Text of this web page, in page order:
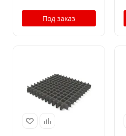
Под заказ